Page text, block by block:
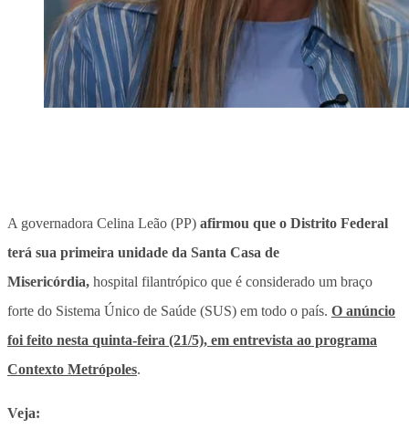
A governadora Celina Leão (PP) afirmou que o Distrito Federal
terá sua primeira unidade da Santa Casa de
Misericórdia, hospital filantrópico que é considerado um braço
forte do Sistema Único de Saúde (SUS) em todo o país. O anúncio
foi feito nesta quinta-feira (21/5), em entrevista ao programa
Contexto Metrópoles.
Veja: